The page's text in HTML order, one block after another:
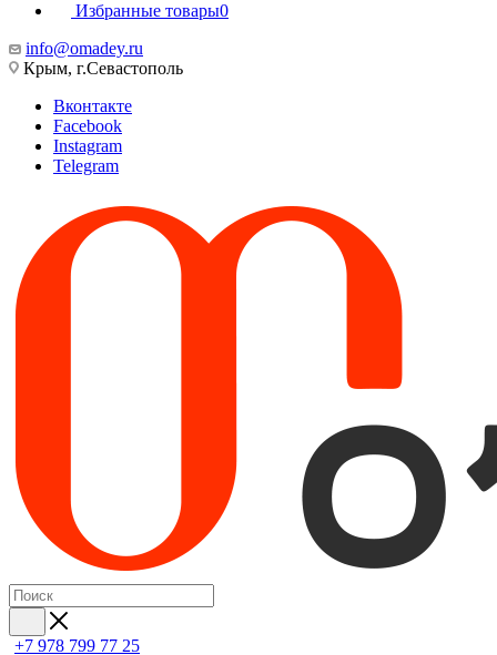
Избранные товары0
info@omadey.ru
Крым, г.Севастополь
Вконтакте
Facebook
Instagram
Telegram
+7 978 799 77 25